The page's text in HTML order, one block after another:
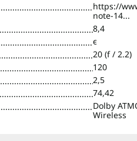
https://
note-14...
8,4
є
20 (f / 2.2)
120
2,5
74,42
Dolby
Wireless